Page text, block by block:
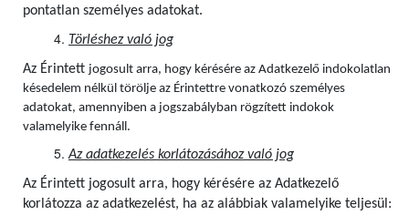
pontatlan személyes adatokat.
Törléshez való jog
Az Érintett jogosult arra, hogy kérésére az Adatkezelő indokolatlan
késedelem nélkül törölje az Érintettre vonatkozó személyes
adatokat, amennyiben a jogszabályban rögzített indokok
valamelyike fennáll.
Az adatkezelés korlátozásához való jog
Az Érintett jogosult arra, hogy kérésére az Adatkezelő
korlátozza az adatkezelést, ha az alábbiak valamelyike teljesül: